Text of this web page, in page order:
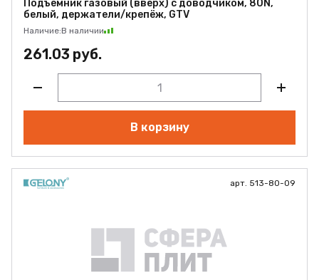
Подъемник газовый (вверх) с доводчиком, 80N,
белый, держатели/крепёж, GTV
Наличие:В наличии
261.03 руб.
В корзину
арт. 513-80-09